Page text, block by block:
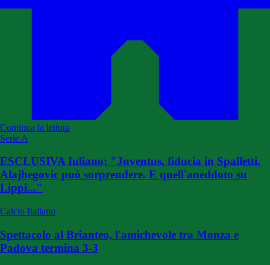
Continua la lettura
Serie A
ESCLUSIVA Iuliano: "Juventus, fiducia in Spalletti.
Alajbegovic può sorprendere. E quell'aneddoto su
Lippi..."
Calcio Italiano
Spettacolo al Brianteo, l'amichevole tra Monza e
Padova termina 3-3